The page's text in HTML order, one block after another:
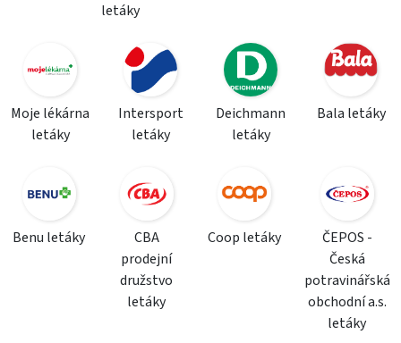
letáky
Moje lékárna
letáky
Intersport
letáky
Deichmann
letáky
Bala letáky
Benu letáky
CBA
prodejní
družstvo
letáky
Coop letáky
ČEPOS -
Česká
potravinářská
obchodní a.s.
letáky